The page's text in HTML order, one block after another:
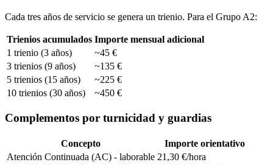
Cada tres años de servicio se genera un trienio. Para el Grupo A2:
Trienios acumulados Importe mensual adicional
1 trienio (3 años)
~45 €
3 trienios (9 años)
~135 €
5 trienios (15 años)
~225 €
10 trienios (30 años)
~450 €
Complementos por turnicidad y guardias
Concepto
Importe orientativo
Atención Continuada (AC) - laborable 21,30 €/hora